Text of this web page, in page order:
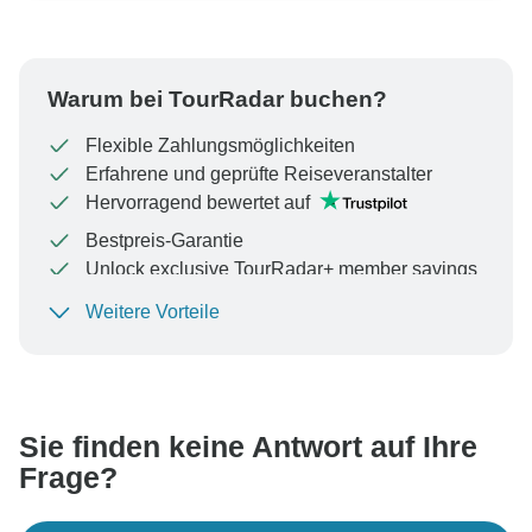
Warum bei TourRadar buchen?
Flexible Zahlungsmöglichkeiten
Erfahrene und geprüfte Reiseveranstalter
Hervorragend bewertet auf
Bestpreis-Garantie
Unlock exclusive TourRadar+ member savings
Um Ihre Zahlung zu schützen und sicherzustellen,
Weitere Vorteile
Sie finden keine Antwort auf Ihre
Frage?